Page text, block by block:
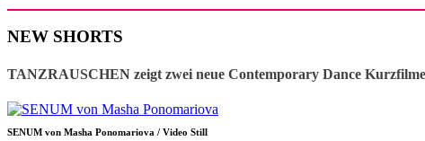
NEW SHORTS
TANZRAUSCHEN zeigt zwei neue Contemporary Dance Kurzfilme
SENUM von Masha Ponomariova / Video Still